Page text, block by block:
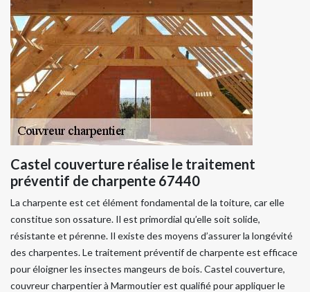
Castel couverture réalise le traitement
préventif de charpente 67440
La charpente est cet élément fondamental de la toiture, car elle
constitue son ossature. Il est primordial qu’elle soit solide,
résistante et pérenne. Il existe des moyens d’assurer la longévité
des charpentes. Le traitement préventif de charpente est efficace
pour éloigner les insectes mangeurs de bois. Castel couverture,
couvreur charpentier à Marmoutier est qualifié pour appliquer le